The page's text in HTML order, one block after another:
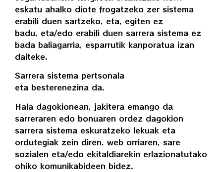
eskatu ahalko diote frogatzeko zer sistema
erabili duen sartzeko, eta, egiten ez
badu, eta/edo erabili duen sarrera sistema ez
bada baliagarria, esparrutik kanporatua izan
daiteke.
Sarrera sistema pertsonala
eta besterenezina da.
Hala dagokionean, jakitera emango da
sarreraren edo bonuaren ordez dagokion
sarrera sistema eskuratzeko lekuak eta
ordutegiak zein diren, web orriaren, sare
sozialen eta/edo ekitaldiarekin erlazionatutako
ohiko komunikabideen bidez.